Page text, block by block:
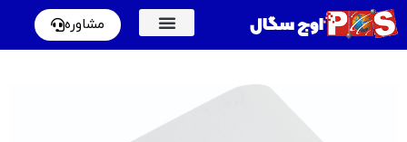
اوج سگال مشاوره